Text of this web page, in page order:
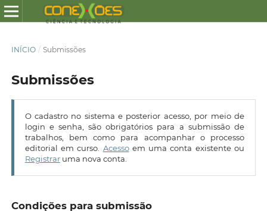
INÍCIO / Submissões
Submissões
O cadastro no sistema e posterior acesso, por meio de
login e senha, são obrigatórios para a submissão de
trabalhos, bem como para acompanhar o processo
editorial em curso. Acessoem uma conta existente ou
Registraruma nova conta.
Condições para submissão